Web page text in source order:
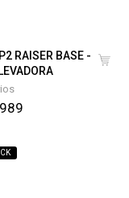
RAISER BASE -